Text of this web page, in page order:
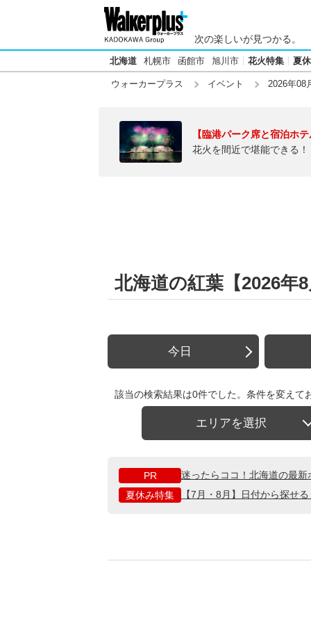
次の楽しいが見つかる。
北海道 札幌市 函館市 旭川市 花火特集 夏
ウォーカープラス イベント 2026年08
【臨港パーク席と宿泊ホ
花火を間近で堪能できる
北海道の紅葉【2026年
今日
該当の検索結果は0件でした。条件を変えて
エリアを選択
PR
迷ったらココ！北海道の最
夏休み特集
【7月・8月】日付から探せ